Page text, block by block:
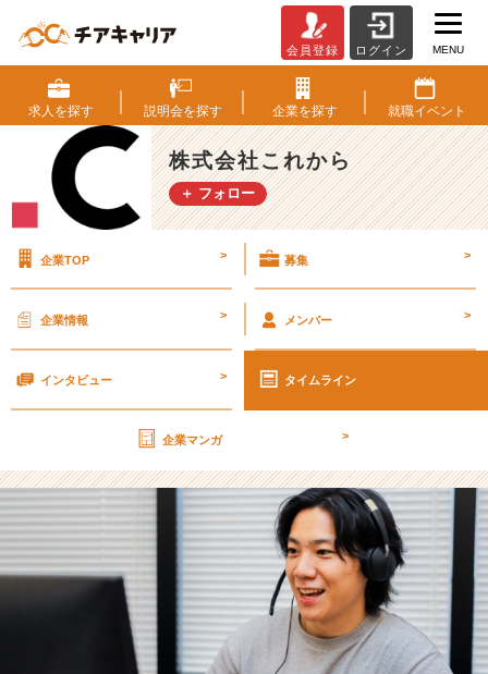
信」
は
な
く
て
も
で、
を
く
だ
さ
い。
【株
式
会
社
こ
れ
会員登録 ログイン MENU
求人を探す 説明会を探す 企業を探す 就職イベント
株式会社これから
＋ フォロー
企業TOP > 募集 >
企業情報 > メンバー >
インタビュー > タイムライン
企業マンガ >